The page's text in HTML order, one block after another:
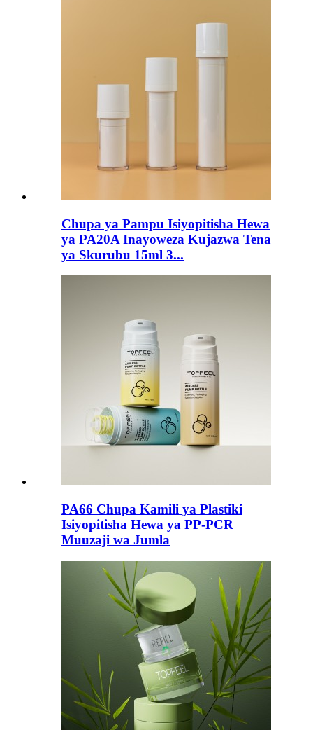
Chupa ya Pampu Isiyopitisha Hewa
ya PA20A Inayoweza Kujazwa Tena
ya Skurubu 15ml 3...
PA66 Chupa Kamili ya Plastiki
Isiyopitisha Hewa ya PP-PCR
Muuzaji wa Jumla